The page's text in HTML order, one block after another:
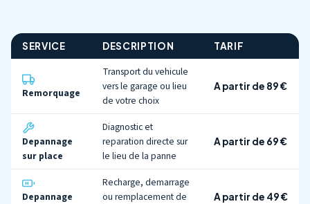
SERVICE DESCRIPTION TARIF
Remorquage
Transport du vehicule
vers le garage ou lieu
de votre choix
A partir de 89 €
Depannage
sur place
Diagnostic et
reparation directe sur
le lieu de la panne
A partir de 69 €
Depannage
Recharge, demarrage
ou remplacement de
A partir de 49 €